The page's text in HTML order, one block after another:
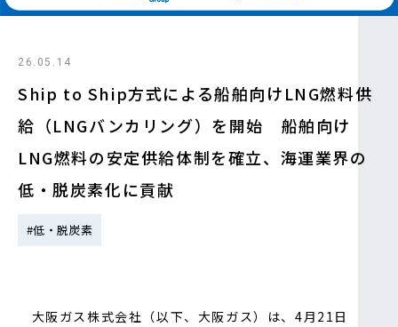
技術開発
サステナビリティ
IR情報
26.05.14
Ship to Ship方式による船舶向けLNG燃料供
給（LNGバンカリング）を開始 船舶向け
LNG燃料の安定供給体制を確立、海運業界の
低・脱炭素化に貢献
#低・脱炭素
大阪ガス株式会社（以下、大阪ガス）は、4月21日